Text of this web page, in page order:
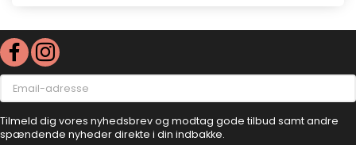
Email-
adresse
Tilmeld dig vores nyhedsbrev og modtag gode tilbud samt andre
spændende nyheder direkte i din indbakke.